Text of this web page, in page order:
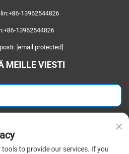
+86-13962544826
+86-13962544826
[email protected]
MEILLE VIESTI
to provide our services. If you